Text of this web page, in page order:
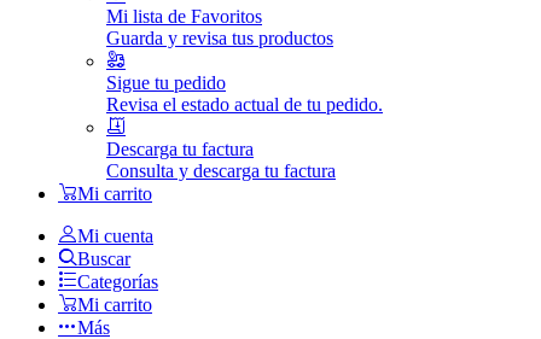
Mi lista de Favoritos
Guarda y revisa tus productos
Sigue tu pedido
Revisa el estado actual de tu pedido.
Descarga tu factura
Consulta y descarga tu factura
Mi carrito
Mi cuenta
Buscar
Categorías
Mi carrito
Más